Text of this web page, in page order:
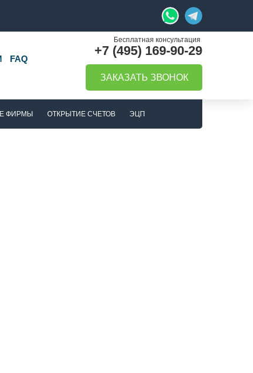
FAQ
+7 (495) 169-90-29
ЗАКАЗАТЬ ЗВОНОК
ФИРМЫ ОТКРЫТИЕ СЧЕТОВ ЭЦП